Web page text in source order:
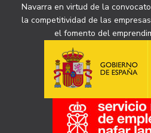
Navarra en virtud de la
la competitividad de las
el fomento del